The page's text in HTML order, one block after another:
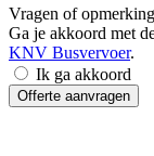
Vragen of
Ga je akkoord met
KNV Busvervoer.
Ik ga akkoord
Offerte aanvragen